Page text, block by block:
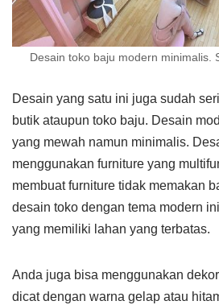
Desain toko baju modern minimalis.
Desain yang satu ini juga sudah
butik ataupun toko baju. Desain
yang mewah namun minimalis.
menggunakan furniture yang
membuat furniture tidak memakan
desain toko dengan tema modern
yang memiliki lahan yang terbatas.
Anda juga bisa menggunakan
dicat dengan warna gelap atau